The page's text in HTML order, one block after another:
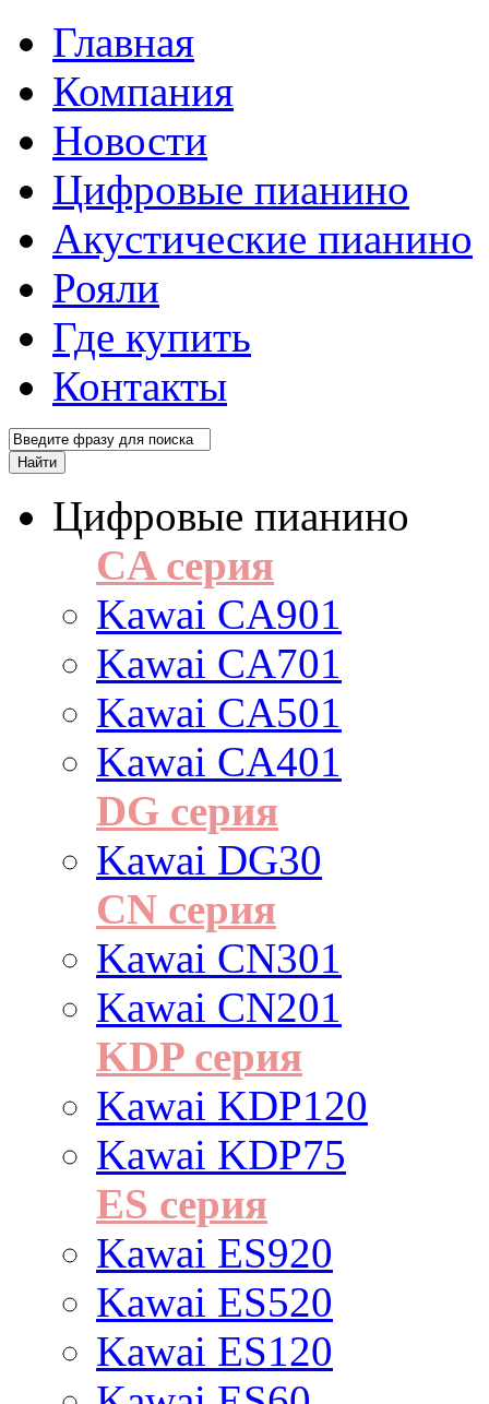
Главная
Компания
Новости
Цифровые пианино
Акустические пианино
Рояли
Где купить
Контакты
Цифровые пианино
CA серия
Kawai CA901
Kawai CA701
Kawai CA501
Kawai CA401
DG серия
Kawai DG30
CN серия
Kawai CN301
Kawai CN201
KDP серия
Kawai KDP120
Kawai KDP75
ES cерия
Kawai ES920
Kawai ES520
Kawai ES120